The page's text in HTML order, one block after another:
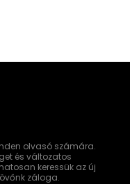
olvasó számára.
és változatos
keressük az új
záloga.